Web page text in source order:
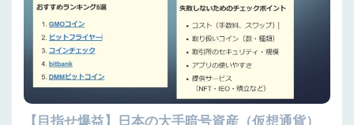
【目指せ爆益】日本の大手暗号資産（仮想通貨）